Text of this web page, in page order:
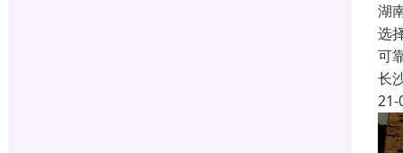
湖
选
可
长
21-